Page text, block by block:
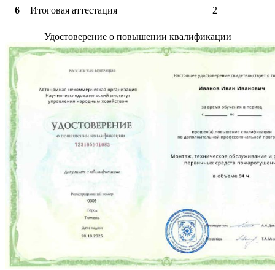
6 Итоговая аттестация 2
Удостоверение о повышении квалификации